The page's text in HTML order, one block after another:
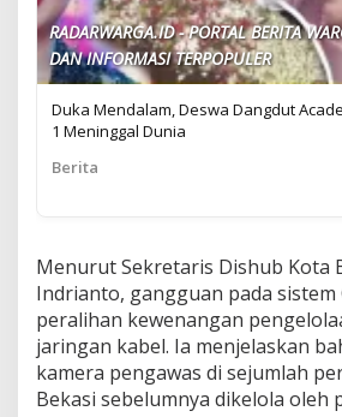
RADARWARGA.ID - PORTAL BERITA
DAN INFORMASI TERPOPULER
Duka Mendalam, Deswa Dangdut
1 Meninggal Dunia
Berita
Menurut Sekretaris Dishub Kota
Indrianto, gangguan pada sistem
peralihan kewenangan
jaringan kabel. Ia menjelaskan
kamera pengawas di sejumlah
Bekasi sebelumnya dikelola oleh